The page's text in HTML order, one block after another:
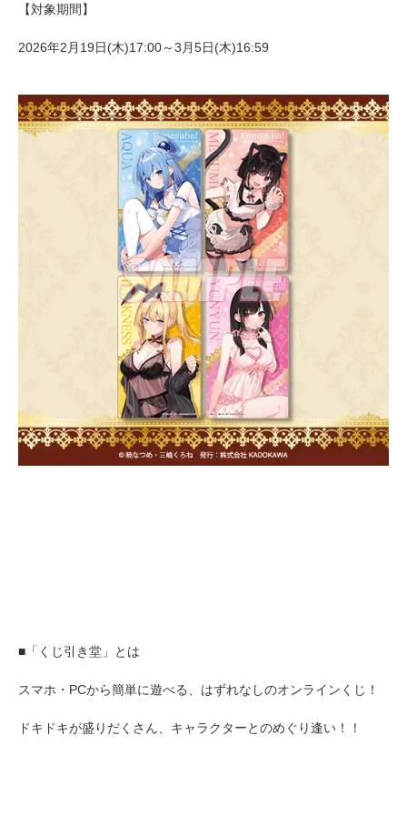
【対象期間】
2026年2月19日(木)17:00～3月5日(木)16:59
■「くじ引き堂」とは
スマホ・PCから簡単に遊べる、はずれなしのオンラインくじ！
ドキドキが盛りだくさん、キャラクターとのめぐり逢い！！